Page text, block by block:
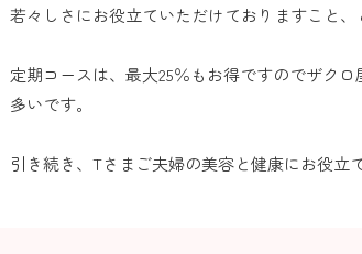
若々しさにお役立ていただけておりますこと
定期コースは、最大25％もお得ですのでザク
多いです。
引き続き、Tさまご夫婦の美容と健康にお役立